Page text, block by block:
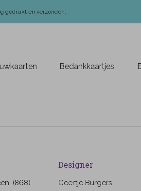
gedrukt en verzonden.
Bedankkaartjes
(868)
Designer
Geertje Burgers